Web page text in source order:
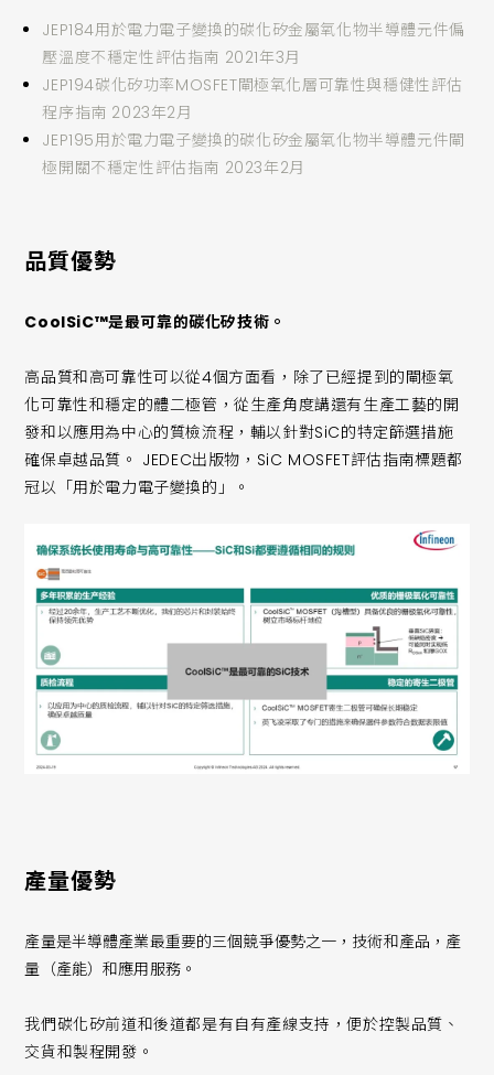
JEP184用於電力電子變換的碳化矽金屬氧化物半導體元件偏
壓溫度不穩定性評估指南 2021年3月
JEP194碳化矽功率MOSFET閘極氧化層可靠性與穩健性評估
程序指南 2023年2月
JEP195用於電力電子變換的碳化矽金屬氧化物半導體元件閘
極開關不穩定性評估指南 2023年2月
品質優勢
CoolSiC™是最可靠的碳化矽技術。
高品質和高可靠性可以從4個方面看，除了已經提到的閘極氧
化可靠性和穩定的體二極管，從生產角度講還有生產工藝的開
發和以應用為中心的質檢流程，輔以針對SiC的特定篩選措施
確保卓越品質。 JEDEC出版物，SiC MOSFET評估指南標題都
冠以「用於電力電子變換的」。
產量優勢
產量是半導體產業最重要的三個競爭優勢之一，技術和產品，產
量（產能）和應用服務。
我們碳化矽前道和後道都是有自有產線支持，便於控製品質、
交貨和製程開發。